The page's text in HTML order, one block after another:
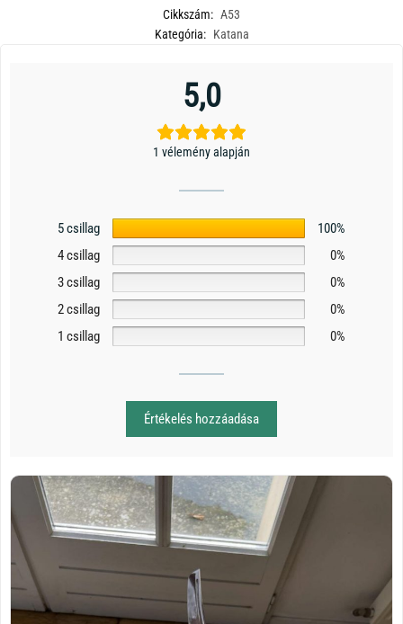
Cikkszám: A53
Kategória: Katana
5,0
1 vélemény alapján
5 csillag
100%
4 csillag
0%
3 csillag
0%
2 csillag
0%
1 csillag
0%
Értékelés hozzáadása